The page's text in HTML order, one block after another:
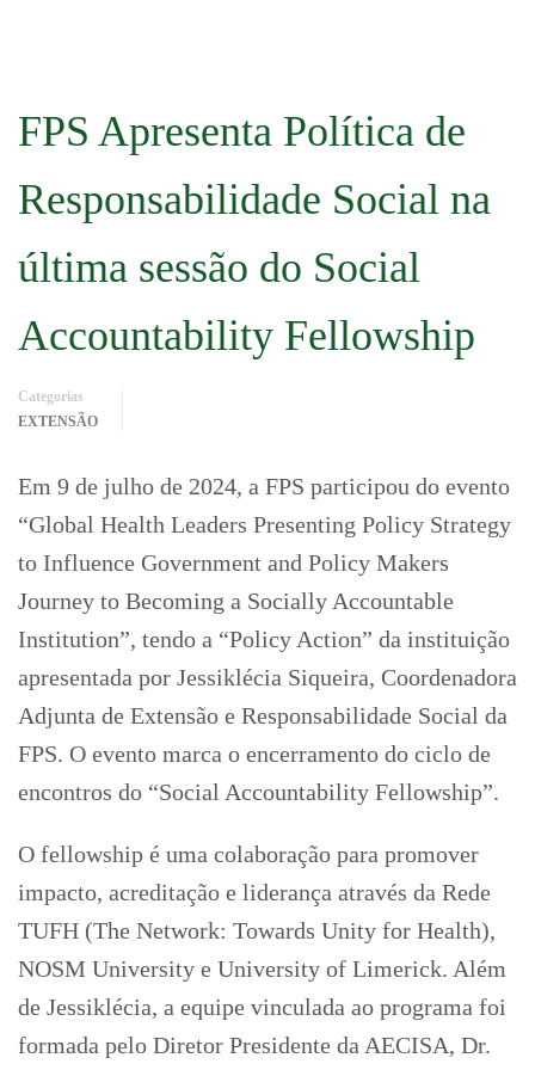
FPS Apresenta Política de
Responsabilidade Social na
última sessão do Social
Accountability Fellowship
Categorias
EXTENSÃO
Em 9 de julho de 2024, a FPS participou do evento
“Global Health Leaders Presenting Policy Strategy
to Influence Government and Policy Makers
Journey to Becoming a Socially Accountable
Institution”, tendo a “Policy Action” da instituição
apresentada por Jessiklécia Siqueira, Coordenadora
Adjunta de Extensão e Responsabilidade Social da
FPS. O evento marca o encerramento do ciclo de
encontros do “Social Accountability Fellowship”.
O fellowship é uma colaboração para promover
impacto, acreditação e liderança através da Rede
TUFH (The Network: Towards Unity for Health),
NOSM University e University of Limerick. Além
de Jessiklécia, a equipe vinculada ao programa foi
formada pelo Diretor Presidente da AECISA, Dr.